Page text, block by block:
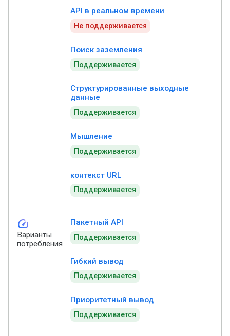
API в реальном времени
Не поддерживается
Поиск заземления
Поддерживается
Структурированные выходные
данные
Поддерживается
Мышление
Поддерживается
контекст URL
Поддерживается
speed
Варианты
потребления
Пакетный API
Поддерживается
Гибкий вывод
Поддерживается
Приоритетный вывод
Поддерживается